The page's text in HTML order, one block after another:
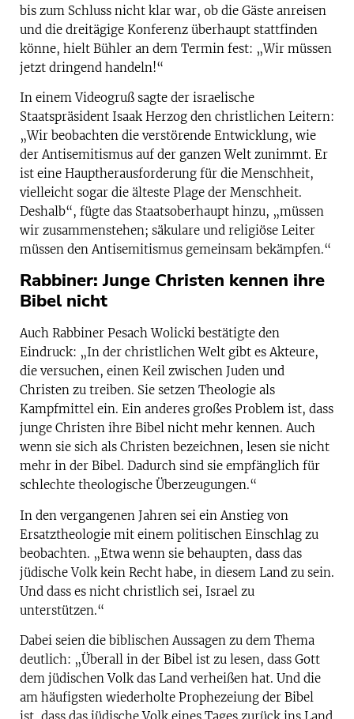
bis zum Schluss nicht klar war, ob die Gäste anreisen
und die dreitägige Konferenz überhaupt stattfinden
könne, hielt Bühler an dem Termin fest: „Wir müssen
jetzt dringend handeln!“
In einem Videogruß sagte der israelische
Staatspräsident Isaak Herzog den christlichen Leitern:
„Wir beobachten die verstörende Entwicklung, wie
der Antisemitismus auf der ganzen Welt zunimmt. Er
ist eine Hauptherausforderung für die Menschheit,
vielleicht sogar die älteste Plage der Menschheit.
Deshalb“, fügte das Staatsoberhaupt hinzu, „müssen
wir zusammenstehen; säkulare und religiöse Leiter
müssen den Antisemitismus gemeinsam bekämpfen.“
Rabbiner: Junge Christen kennen ihre
Bibel nicht
Auch Rabbiner Pesach Wolicki bestätigte den
Eindruck: „In der christlichen Welt gibt es Akteure,
die versuchen, einen Keil zwischen Juden und
Christen zu treiben. Sie setzen Theologie als
Kampfmittel ein. Ein anderes großes Problem ist, dass
junge Christen ihre Bibel nicht mehr kennen. Auch
wenn sie sich als Christen bezeichnen, lesen sie nicht
mehr in der Bibel. Dadurch sind sie empfänglich für
schlechte theologische Überzeugungen.“
In den vergangenen Jahren sei ein Anstieg von
Ersatztheologie mit einem politischen Einschlag zu
beobachten. „Etwa wenn sie behaupten, dass das
jüdische Volk kein Recht habe, in diesem Land zu sein.
Und dass es nicht christlich sei, Israel zu
unterstützen.“
Dabei seien die biblischen Aussagen zu dem Thema
deutlich: „Überall in der Bibel ist zu lesen, dass Gott
dem jüdischen Volk das Land verheißen hat. Und die
am häufigsten wiederholte Prophezeiung der Bibel